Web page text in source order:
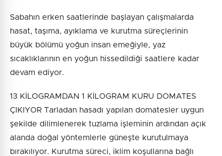
Sabahın erken saatlerinde başlayan çalışmalarda
hasat, taşıma, ayıklama ve kurutma süreçlerinin
büyük bölümü yoğun insan emeğiyle, yaz
sıcaklıklarının en yoğun hissedildiği saatlere kadar
devam ediyor.
13 KİLOGRAMDAN 1 KİLOGRAM KURU DOMATES
ÇIKIYOR Tarladan hasadı yapılan domatesler uygun
şekilde dilimlenerek tuzlama işleminin ardından açık
alanda doğal yöntemlerle güneşte kurutulmaya
bırakılıyor. Kurutma süreci, iklim koşullarına bağlı